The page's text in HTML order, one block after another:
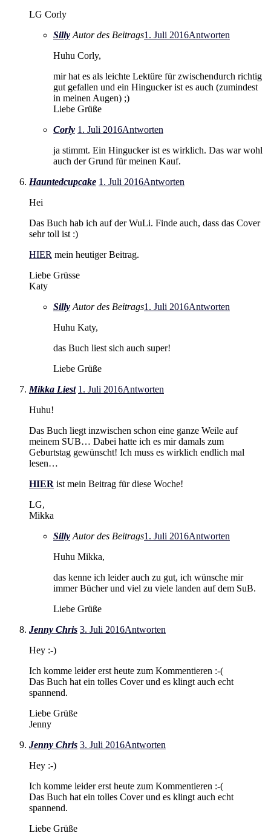
LG Corly
Silly Autor des Beitrags1. Juli 2016Antworten
Huhu Corly,
mir hat es als leichte Lektüre für zwischendurch richtig
gut gefallen und ein Hingucker ist es auch (zumindest
in meinen Augen) ;)
Liebe Grüße
Corly 1. Juli 2016Antworten
ja stimmt. Ein Hingucker ist es wirklich. Das war wohl
auch der Grund für meinen Kauf.
Hauntedcupcake 1. Juli 2016Antworten
Hei
Das Buch hab ich auf der WuLi. Finde auch, dass das Cover
sehr toll ist :)
HIER mein heutiger Beitrag.
Liebe Grüsse
Katy
Silly Autor des Beitrags1. Juli 2016Antworten
Huhu Katy,
das Buch liest sich auch super!
Liebe Grüße
Mikka Liest 1. Juli 2016Antworten
Huhu!
Das Buch liegt inzwischen schon eine ganze Weile auf
meinem SUB… Dabei hatte ich es mir damals zum
Geburtstag gewünscht! Ich muss es wirklich endlich mal
lesen…
HIER ist mein Beitrag für diese Woche!
LG,
Mikka
Silly Autor des Beitrags1. Juli 2016Antworten
Huhu Mikka,
das kenne ich leider auch zu gut, ich wünsche mir
immer Bücher und viel zu viele landen auf dem SuB.
Liebe Grüße
Jenny Chris 3. Juli 2016Antworten
Hey :-)
Ich komme leider erst heute zum Kommentieren :-(
Das Buch hat ein tolles Cover und es klingt auch echt
spannend.
Liebe Grüße
Jenny
Jenny Chris 3. Juli 2016Antworten
Hey :-)
Ich komme leider erst heute zum Kommentieren :-(
Das Buch hat ein tolles Cover und es klingt auch echt
spannend.
Liebe Grüße